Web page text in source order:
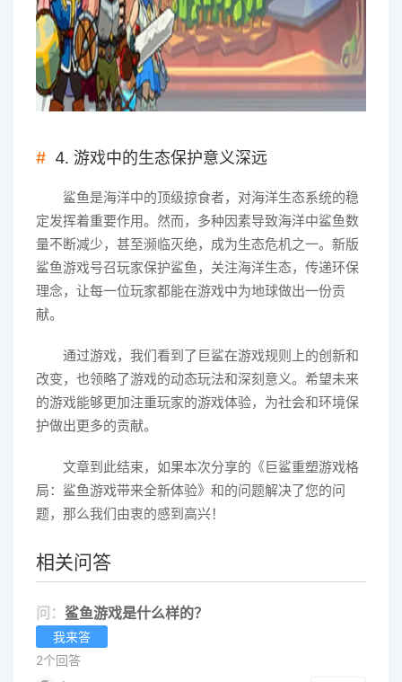
4. 游戏中的生态保护意义深远
鲨鱼是海洋中的顶级掠食者，对海洋生态系统的稳
定发挥着重要作用。然而，多种因素导致海洋中鲨鱼数
量不断减少，甚至濒临灭绝，成为生态危机之一。新版
鲨鱼游戏号召玩家保护鲨鱼，关注海洋生态，传递环保
理念，让每一位玩家都能在游戏中为地球做出一份贡
献。
通过游戏，我们看到了巨鲨在游戏规则上的创新和
改变，也领略了游戏的动态玩法和深刻意义。希望未来
的游戏能够更加注重玩家的游戏体验，为社会和环境保
护做出更多的贡献。
文章到此结束，如果本次分享的《巨鲨重塑游戏格
局：鲨鱼游戏带来全新体验》和的问题解决了您的问
题，那么我们由衷的感到高兴！
相关问答
问： 鲨鱼游戏是什么样的？
我来答
2个回答